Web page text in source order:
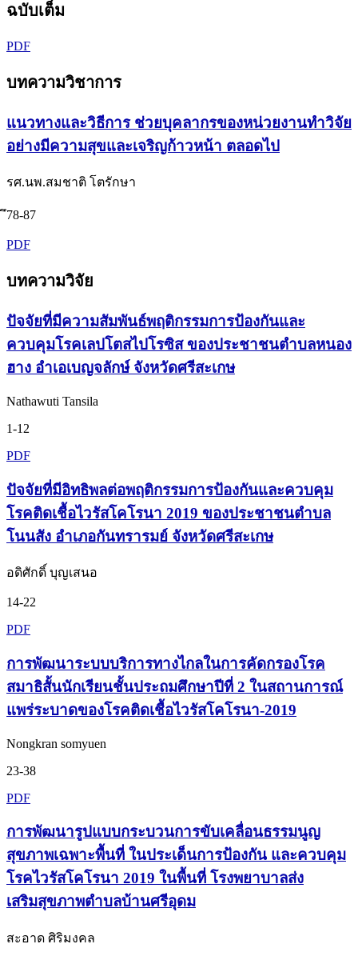
ฉบับเต็ม
PDF
บทความวิชาการ
แนวทางและวิธีการ ช่วยบุคลากรของหน่วยงานทำวิจัย
อย่างมีความสุขและเจริญก้าวหน้า ตลอดไป
รศ.นพ.สมชาติ โตรักษา
ึ78-87
PDF
บทความวิจัย
ปัจจัยที่มีความสัมพันธ์พฤติกรรมการป้องกันและ
ควบคุมโรคเลปโตสไปโรซิส ของประชาชนตำบลหนอง
ฮาง อำเอเบญจลักษ์ จังหวัดศรีสะเกษ
Nathawuti Tansila
1-12
PDF
ปัจจัยที่มีอิทธิพลต่อพฤติกรรมการป้องกันและควบคุม
โรคติดเชื้อไวรัสโคโรนา 2019 ของประชาชนตำบล
โนนสัง อำเภอกันทรารมย์ จังหวัดศรีสะเกษ
อดิศักดิ์ บุญเสนอ
14-22
PDF
การพัฒนาระบบบริการทางไกลในการคัดกรองโรค
สมาธิสั้นนักเรียนชั้นประถมศึกษาปีที่ 2 ในสถานการณ์
แพร่ระบาดของโรคติดเชื้อไวรัสโคโรนา-2019
Nongkran somyuen
23-38
PDF
การพัฒนารูปแบบกระบวนการขับเคลื่อนธรรมนูญ
สุขภาพเฉพาะพื้นที่ ในประเด็นการป้องกัน และควบคุม
โรคไวรัสโคโรนา 2019 ในพื้นที่ โรงพยาบาลส่ง
เสริมสุขภาพตำบลบ้านศรีอุดม
สะอาด ศิริมงคล